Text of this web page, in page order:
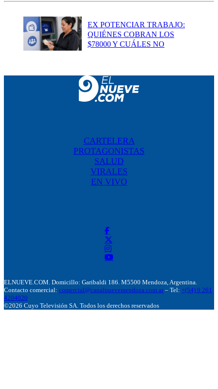
EX POTENCIAR TRABAJO:
QUIÉNES COBRAN LOS
$78000 Y CUÁLES NO
CARTELERA
PROTAGONISTAS
SALUD
VIRALES
EN VIVO
ELNUEVE.COM. Domicillo: Garibaldi 186. M5500 Mendoza, Argentina.
Contacto comercial: comercial@canalnuevemendoza.com.ar – Tel: +(54) 9 261
4204020
©2026 Cuyo Televisión SA. Todos los derechos reservados